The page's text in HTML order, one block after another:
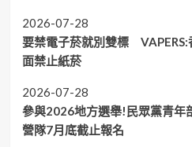
2026-07-28
要禁電子菸就別雙標 VAPERS:
面禁止紙菸
2026-07-28
參與2026地方選舉!民眾黨青年
營隊7月底截止報名